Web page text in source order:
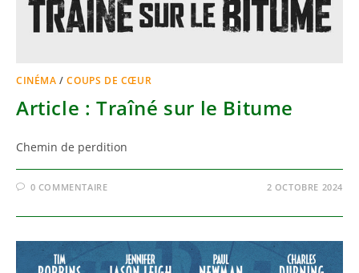
CINÉMA /COUPS DE CŒUR
Article : Traîné sur le Bitume
Chemin de perdition
0 COMMENTAIRE 2 OCTOBRE 2024